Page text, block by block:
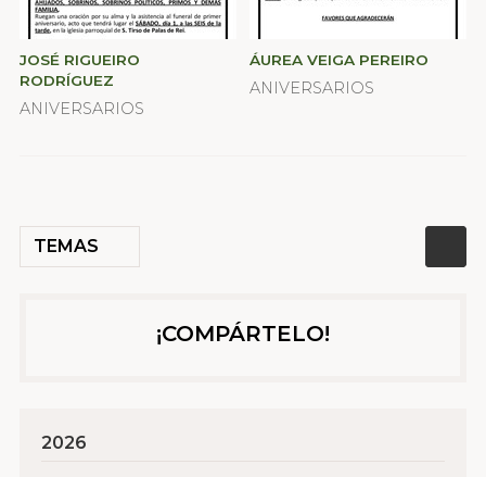
TEMAS
JOSÉ RIGUEIRO
RODRÍGUEZ
ANIVERSARIOS
ÁUREA VEIGA PEREIRO
ANIVERSARIOS
¡COMPÁRTELO!
2026